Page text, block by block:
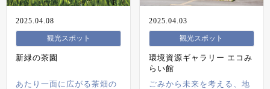
2025.04.08
観光スポット
新緑の茶園
あたり一面に広がる茶畑の
2025.04.03
観光スポット
環境資源ギャラリー エコみ
らい館
ごみから未来を考える、地